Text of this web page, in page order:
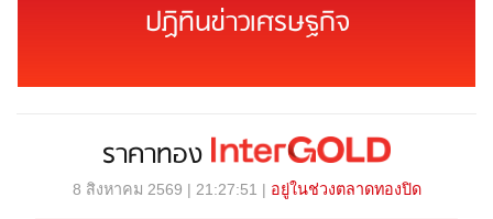
ปฏิทินข่าวเศรษฐกิจ
ราคาทอง
8 สิงหาคม 2569 | 21:27:51 | อยู่ในช่วงตลาดทองปิด